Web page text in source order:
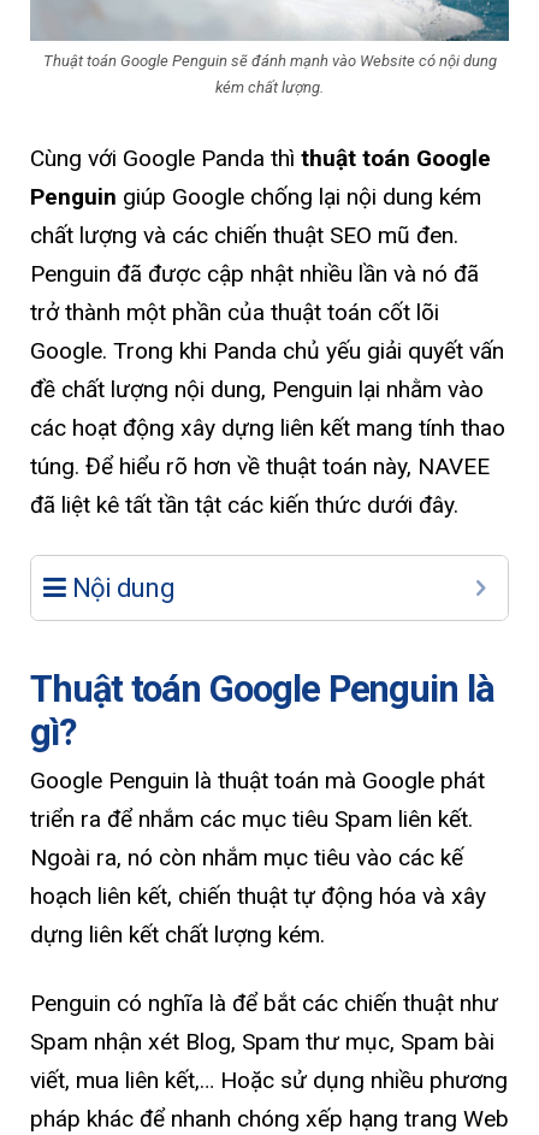
Thuật toán Google Penguin sẽ đánh mạnh vào Website có nội dung
kém chất lượng.
Cùng với Google Panda thì thuật toán Google
Penguin giúp Google chống lại nội dung kém
chất lượng và các chiến thuật SEO mũ đen.
Penguin đã được cập nhật nhiều lần và nó đã
trở thành một phần của thuật toán cốt lõi
Google. Trong khi Panda chủ yếu giải quyết vấn
đề chất lượng nội dung, Penguin lại nhằm vào
các hoạt động xây dựng liên kết mang tính thao
túng. Để hiểu rõ hơn về thuật toán này, NAVEE
đã liệt kê tất tần tật các kiến thức dưới đây.
Nội dung
Thuật toán Google Penguin là
gì?
Google Penguin là thuật toán mà Google phát
triển ra để nhắm các mục tiêu Spam liên kết.
Ngoài ra, nó còn nhắm mục tiêu vào các kế
hoạch liên kết, chiến thuật tự động hóa và xây
dựng liên kết chất lượng kém.
Penguin có nghĩa là để bắt các chiến thuật như
Spam nhận xét Blog, Spam thư mục, Spam bài
viết, mua liên kết,… Hoặc sử dụng nhiều phương
pháp khác để nhanh chóng xếp hạng trang Web